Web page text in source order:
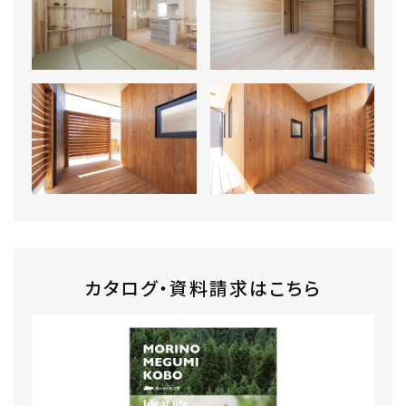
カタログ・資料請求はこちら